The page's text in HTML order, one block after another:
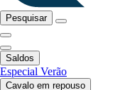
Pesquisar
Saldos
Especial Verão
Cavalo em repouso